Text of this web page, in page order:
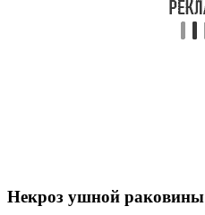
Некроз ушной раковины